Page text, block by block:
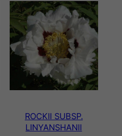
ROCKII SUBSP.
LINYANSHANII